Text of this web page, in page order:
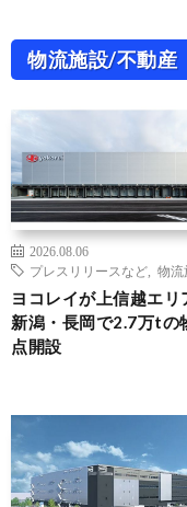
物流施設/不動産
2026.08.06
プレスリリースなど
物流
ヨコレイが上信越エリ
新潟・長岡で2.7万tの
点開設